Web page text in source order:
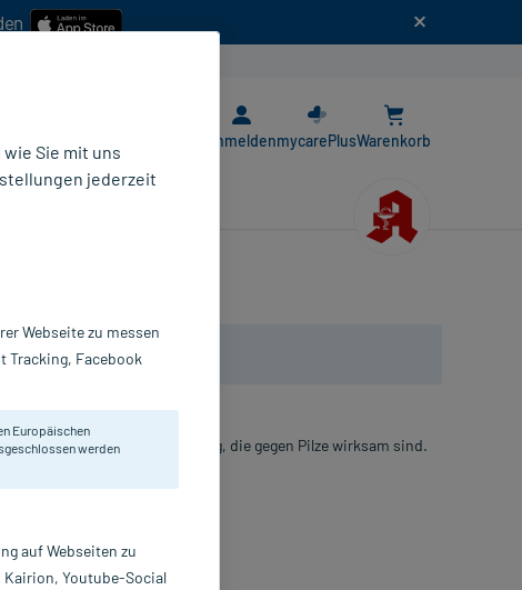
AnmeldenmycarePlusWarenkorb
von Creme oder Lösung, die gegen Pilze wirksam sind.
Puder
DERMAPHARM AG
Sie mit uns
jederzeit
Webseite zu messen
Tracking, Facebook
Europäischen
werden
auf Webseiten zu
Kairion, Youtube-Social